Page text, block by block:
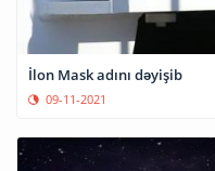
İlon Mask adını dəyişib
09-11-2021